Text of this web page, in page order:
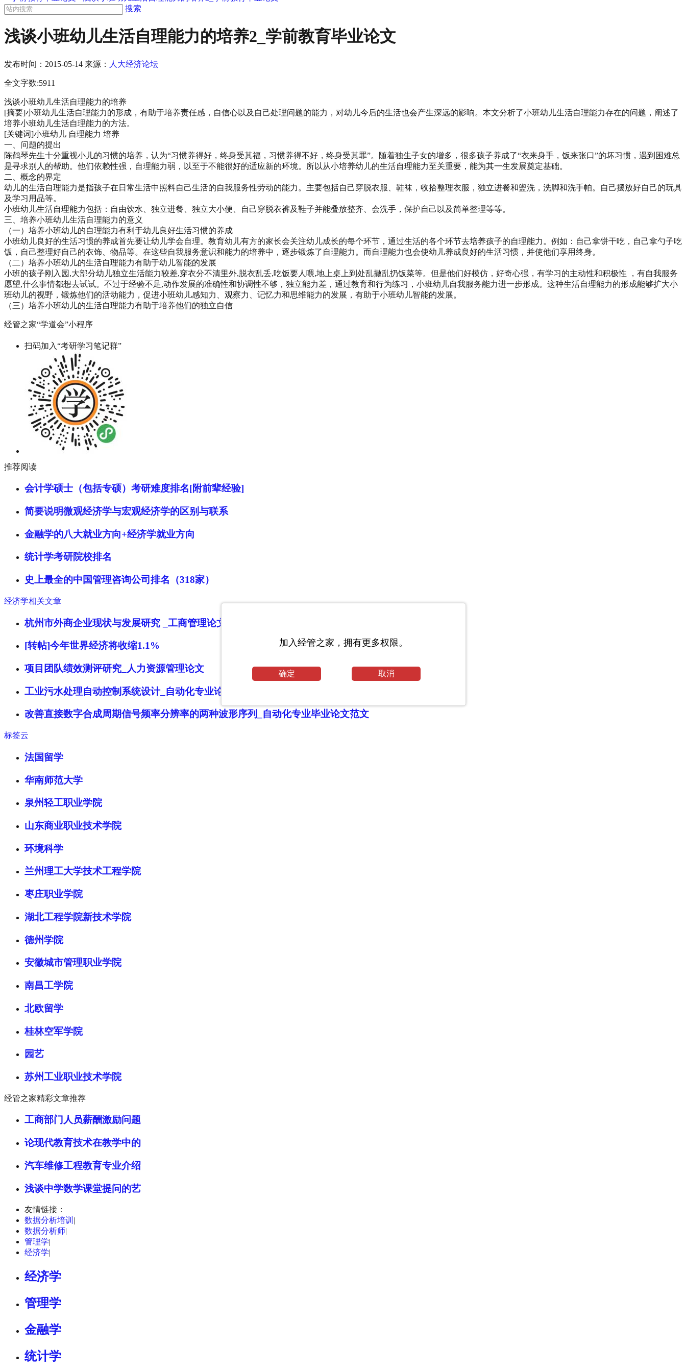
搜索
浅谈小班幼儿生活自理能力的培养2_学前教育毕业论文
发布时间： 2015-05-14 来源： 人大经济论坛
全文字数:5911
浅谈小班幼儿生活自理能力的培养
[摘要]小班幼儿生活自理能力的形成，有助于培养责任感，自信心以及自己处理问题的能力，对幼儿今后的生活也会产生深远的影响。本文分析了小班幼儿生活自理能力存在的问题，阐述了
培养小班幼儿生活自理能力的方法。
[关键词]小班幼儿 自理能力 培养
一、问题的提出
陈鹤琴先生十分重视小儿的习惯的培养，认为“习惯养得好，终身受其福，习惯养得不好，终身受其罪”。随着独生子女的增多，很多孩子养成了“衣来身手，饭来张口”的坏习惯，遇到困难总
是寻求别人的帮助。他们依赖性强，自理能力弱，以至于不能很好的适应新的环境。所以从小培养幼儿的生活自理能力至关重要，能为其一生发展奠定基础。
二、概念的界定
幼儿的生活自理能力是指孩子在日常生活中照料自己生活的自我服务性劳动的能力。主要包括自己穿脱衣服、鞋袜，收拾整理衣服，独立进餐和盥洗，洗脚和洗手帕。自己摆放好自己的玩具
及学习用品等。
小班幼儿生活自理能力包括：自由饮水、独立进餐、独立大小便、自己穿脱衣裤及鞋子并能叠放整齐、会洗手，保护自己以及简单整理等等。
三、培养小班幼儿生活自理能力的意义
（一）培养小班幼儿的自理能力有利于幼儿良好生活习惯的养成
小班幼儿良好的生活习惯的养成首先要让幼儿学会自理。教育幼儿有方的家长会关注幼儿成长的每个环节，通过生活的各个环节去培养孩子的自理能力。例如：自己拿饼干吃，自己拿勺子吃
饭，自己整理好自己的衣饰、物品等。在这些自我服务意识和能力的培养中，逐步锻炼了自理能力。而自理能力也会使幼儿养成良好的生活习惯，并使他们享用终身。
（二）培养小班幼儿的生活自理能力有助于幼儿智能的发展
小班的孩子刚入园,大部分幼儿独立生活能力较差,穿衣分不清里外,脱衣乱丢,吃饭要人喂,地上桌上到处乱撒乱扔饭菜等。但是他们好模仿，好奇心强，有学习的主动性和积极性 ，有自我服务
愿望,什么事情都想去试试。不过于经验不足,动作发展的准确性和协调性不够，独立能力差，通过教育和行为练习，小班幼儿自我服务能力进一步形成。这种生活自理能力的形成能够扩大小
班幼儿的视野，锻炼他们的活动能力，促进小班幼儿感知力、观察力、记忆力和思维能力的发展，有助于小班幼儿智能的发展。
（三）培养小班幼儿的生活自理能力有助于培养他们的独立自信
经管之家“学道会”小程序
扫码加入“考研学习笔记群”
推荐阅读
会计学硕士（包括专硕）考研难度排名[附前辈经验]
简要说明微观经济学与宏观经济学的区别与联系
金融学的八大就业方向+经济学就业方向
统计学考研院校排名
史上最全的中国管理咨询公司排名（318家）
经济学相关文章
杭州市外商企业现状与发展研究 _工商管理论文
[转帖]今年世界经济将收缩1.1%
项目团队绩效测评研究_人力资源管理论文
工业污水处理自动控制系统设计_自动化专业论文
改善直接数字合成周期信号频率分辨率的两种波形序列_自动化专业毕业论文范文
标签云
法国留学
华南师范大学
泉州轻工职业学院
山东商业职业技术学院
环境科学
兰州理工大学技术工程学院
枣庄职业学院
湖北工程学院新技术学院
德州学院
安徽城市管理职业学院
南昌工学院
北欧留学
桂林空军学院
园艺
苏州工业职业技术学院
经管之家精彩文章推荐
工商部门人员薪酬激励问题
论现代教育技术在教学中的
汽车维修工程教育专业介绍
浅谈中学数学课堂提问的艺
友情链接：
数据分析培训 |
数据分析师|
管理学|
经济学|
经济学
管理学
金融学
统计学
加入经管之家，拥有更多权限。
确定 取消